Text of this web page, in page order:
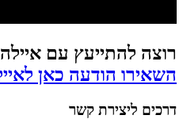
רוצה להתייעץ עם
השאירו הודעה כאן
דרכים ליצירת קשר